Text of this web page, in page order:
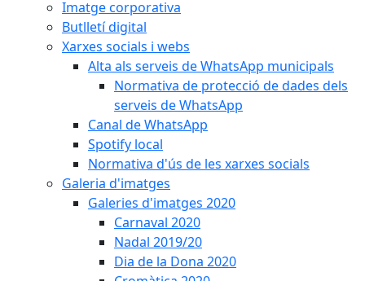
Imatge corporativa
Butlletí digital
Xarxes socials i webs
Alta als serveis de WhatsApp municipals
Normativa de protecció de dades dels
serveis de WhatsApp
Canal de WhatsApp
Spotify local
Normativa d'ús de les xarxes socials
Galeria d'imatges
Galeries d'imatges 2020
Carnaval 2020
Nadal 2019/20
Dia de la Dona 2020